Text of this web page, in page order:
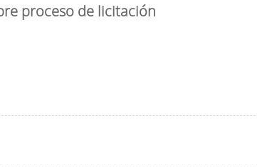
proceso de licitación